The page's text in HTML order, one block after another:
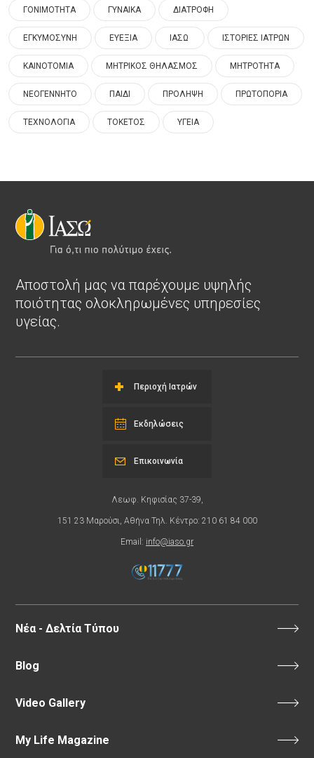
ΓΟΝΙΜΟΤΗΤΑ ΓΥΝΑΙΚΑ ΔΙΑΤΡΟΦΗ
ΕΓΚΥΜΟΣΥΝΗ ΕΥΕΞΙΑ ΙΑΣΩ ΙΣΤΟΡΙΕΣ ΙΑΤΡΩΝ
ΚΑΙΝΟΤΟΜΙΑ ΜΗΤΡΙΚΟΣ ΘΗΛΑΣΜΟΣ ΜΗΤΡΟΤΗΤΑ
ΝΕΟΓΕΝΝΗΤΟ ΠΑΙΔΙ ΠΡΟΛΗΨΗ ΠΡΩΤΟΠΟΡΙΑ
ΤΕΧΝΟΛΟΓΙΑ ΤΟΚΕΤΟΣ ΥΓΕΙΑ
Αποστολή μας να παρέχουμε υψηλής
ποιότητας ολοκληρωμένες υπηρεσίες
υγείας.
Περιοχή Ιατρών
Εκδηλώσεις
Λεωφ. Κηφισίας 37-39,
151 23 Μαρούσι, Αθήνα Τηλ. Κέντρο: 210 61 84 000
Email: info@iaso.gr
Επικοινωνία
Νέα - Δελτία Τύπου
Blog
Video Gallery
My Life Magazine